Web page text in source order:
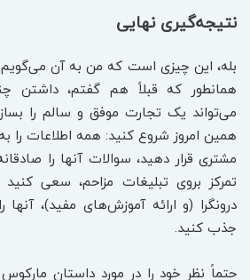
نتیجه‌گیری نهایی
بله، این چیزی است که من به آن می‌گویم
همانطور که قبلاً هم گفتم، داشتن
می‌تواند یک تجارت موفق و سالم را
همین امروز شروع کنید: همه اطلاعات را
مشتری قرار دهید، سوالات آنها را
تمرکز بروی تبلیغات مزاحم، سعی کنید
درونگرا (و ارائه آموزش‌های مفید)،
جذب کنید.
حتماً نظر خود را در مورد داستان